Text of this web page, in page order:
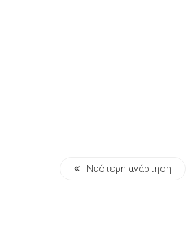
Νεότερη ανάρτηση